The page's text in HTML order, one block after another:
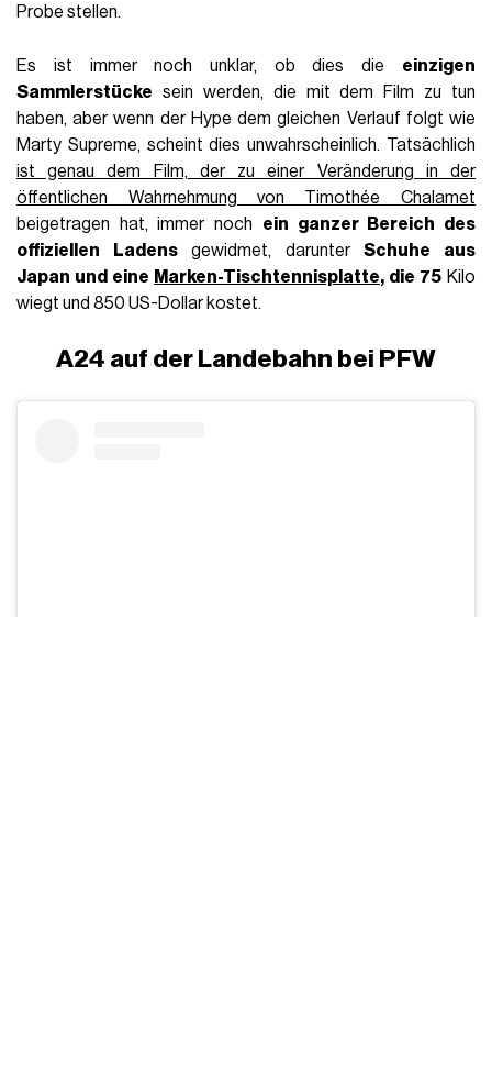
Probe stellen.
Es ist immer noch unklar, ob dies die einzigen
Sammlerstücke sein werden, die mit dem Film zu tun
haben, aber wenn der Hype dem gleichen Verlauf folgt wie
Marty Supreme, scheint dies unwahrscheinlich. Tatsächlich
ist genau dem Film, der zu einer Veränderung in der
öffentlichen Wahrnehmung von Timothée Chalamet
beigetragen hat, immer noch ein ganzer Bereich des
offiziellen Ladensgewidmet, darunterSchuhe aus
Japan und eine Marken-Tischtennisplatte, die 75Kilo
wiegt und 850 US-Dollar kostet.
A24 auf der Landebahn bei PFW